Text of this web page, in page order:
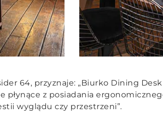
64, przyznaje: „Biurko Dining
płynące z posiadania
wyglądu czy przestrzeni”.